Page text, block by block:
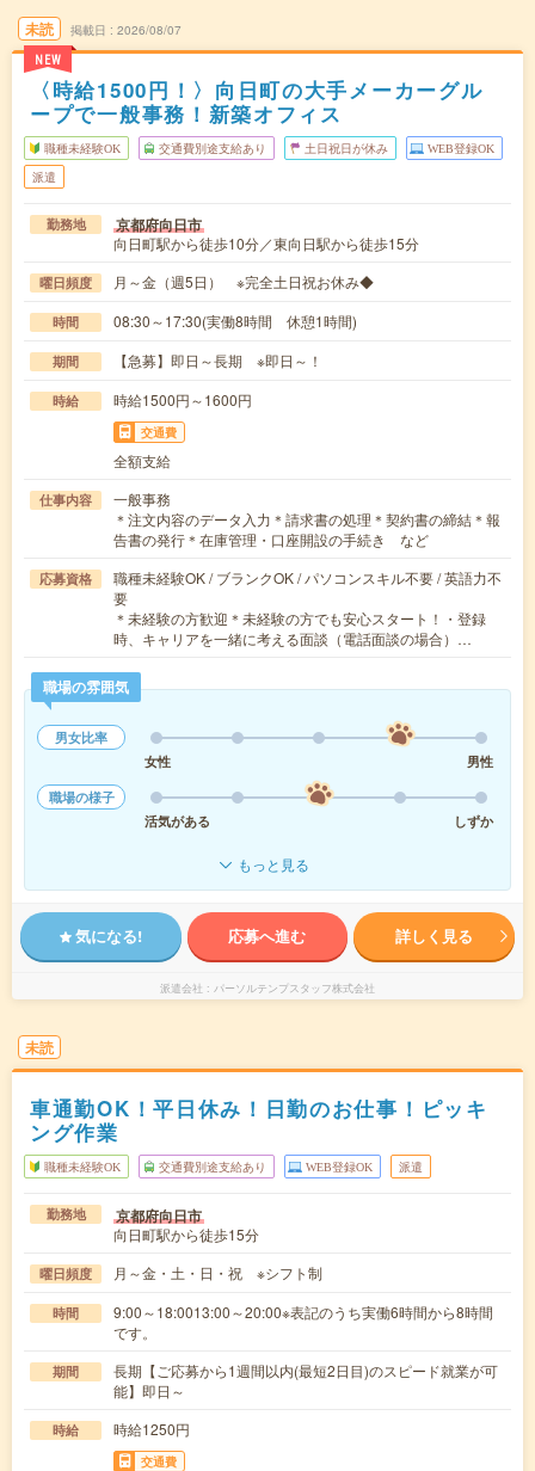
未読
NEW
掲載日 2026/08/07
〈時給1500円！〉向日町の大手メーカーグル
ープで一般事務！新築オフィス
職種未経験OK 交通費別途支給あり 土日祝日が休み WEB登録OK
派遣
勤務地 京都府向日市
向日町駅から徒歩10分／東向日駅から徒歩15分
曜日頻度 月～金（週5日） ※完全土日祝お休み◆
時間 08:30～17:30(実働8時間 休憩1時間)
期間 【急募】即日～長期 ※即日～！
時給 時給1500円～1600円
交通費
全額支給
仕事内容
一般事務
＊注文内容のデータ入力＊請求書の処理＊契約書の締結＊報
告書の発行＊在庫管理・口座開設の手続き など
応募資格
職種未経験OK / ブランクOK / パソコンスキル不要 / 英語力不
要
＊未経験の方歓迎＊未経験の方でも安心スタート！・登録
時、キャリアを一緒に考える面談（電話面談の場合）…
職場の雰囲気
男女比率
女性
男性
職場の様子
活気がある
しずか
もっと見る
気になる! 応募へ進む 詳しく見る
派遣会社 パーソルテンプスタッフ株式会社
未読
車通勤OK！平日休み！日勤のお仕事！ピッキ
ング作業
職種未経験OK 交通費別途支給あり WEB登録OK 派遣
勤務地 京都府向日市
向日町駅から徒歩15分
曜日頻度 月～金・土・日・祝 ※シフト制
時間
9:00～18:0013:00～20:00※表記のうち実働6時間から8時間
です。
期間
長期【ご応募から1週間以内(最短2日目)のスピード就業が可
能】即日～
時給 時給1250円
交通費